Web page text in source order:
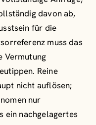
davon ab,
für die
muss das
Vermutung
Reine
nicht auflösen;
nur
ein nachgelagertes